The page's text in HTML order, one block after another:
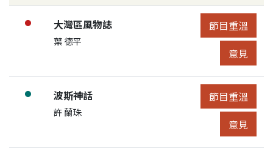
節目詳細控制
●
展開節目詳細
節目:
大灣區風物誌
申請人/團體:
葉 德平
節目重溫
節目重溫
節目意見
意見
●
展開節目詳細
節目:
波斯神話
申請人/團體:
許 蘭珠
節目重溫
節目重溫
節目意見
意見